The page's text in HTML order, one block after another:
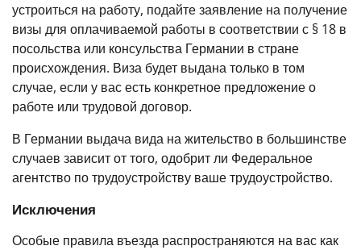
устроиться на работу, подайте заявление на получение
визы для оплачиваемой работы в соответствии с § 18 в
посольства или консульства Германии в стране
происхождения. Виза будет выдана только в том
случае, если у вас есть конкретное предложение о
работе или трудовой договор.
В Германии выдача вида на жительство в большинстве
случаев зависит от того, одобрит ли Федеральное
агентство по трудоустройству ваше трудоустройство.
Исключения
Особые правила въезда распространяются на вас как